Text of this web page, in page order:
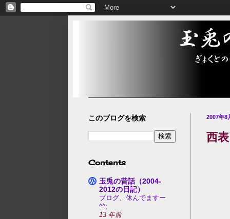
2007年8
西
このブログを検索
Contents
玉兎の昔話（2004-
2012の日記）
ブログ、休んでますー
^^;
13 年前